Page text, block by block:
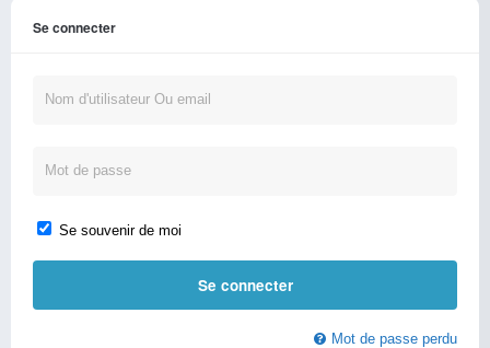
Se connecter
Se souvenir de moi
Mot de passe perdu